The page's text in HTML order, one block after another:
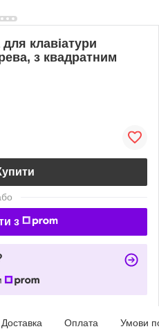
клавіатури
з квадратним
з
Доставка Оплата Умови